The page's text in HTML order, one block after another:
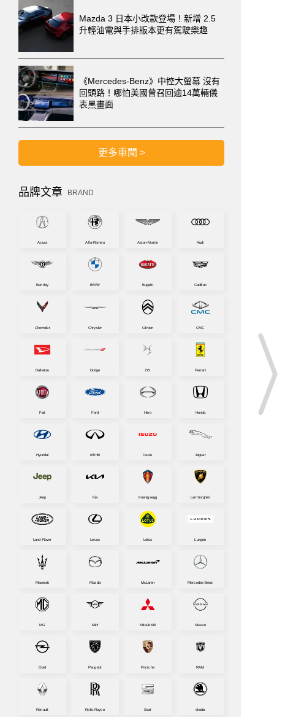
Mazda 3 日本小改款登場！新增 2.5
升輕油電與手排版本更有駕駛樂趣
《Mercedes-Benz》中控大螢幕 沒有
回頭路！哪怕美國曾召回逾14萬輛儀
表黑畫面
更多車聞 >
品牌文章 BRAND
Acura Alfa-Romeo Aston-Martin Audi
Bentley BMW Bugatti Cadillac
Chevrolet Chrysler Citroen CMC
Daihatsu Dodge DS Ferrari
Fiat Ford Hino Honda
Hyundai Infiniti Isuzu Jaguar
Jeep Kia Koenigsegg Lamborghini
Land-Rover Lexus Lotus Luxgen
Maserati Mazda McLaren Mercedes-Benz
MG Mini Mitsubishi Nissan
Opel Peugeot Porsche RAM
Renault Rolls-Royce Seat skoda